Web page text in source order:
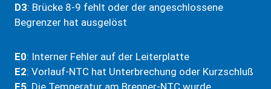
D3: Brücke 8-9 fehlt oder der angeschlossene
Begrenzer hat ausgelöst
E0: Interner Fehler auf der Leiterplatte
E2: Vorlauf-NTC hat Unterbrechung oder Kurzschluß
E5: Die Temperatur am Brenner-NTC wurde